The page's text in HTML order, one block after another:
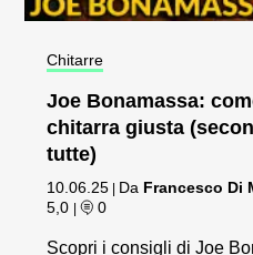
Chitarre
Joe Bonamassa:
chitarra giusta
tutte)
10.06.25 Da Francesco Di
5,0
| 0
Scopri i consigli di Joe